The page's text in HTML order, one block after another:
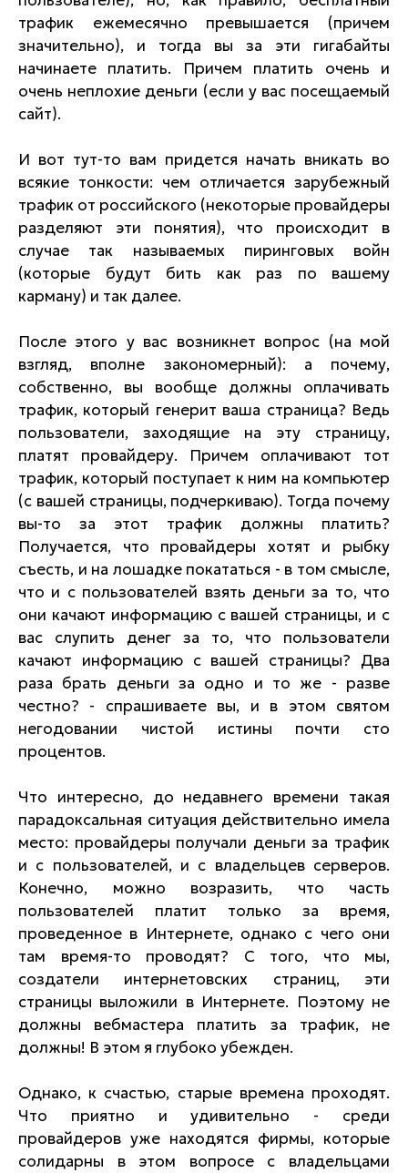
трафик ежемесячно превышается (причем
значительно), и тогда вы за эти гигабайты
начинаете платить. Причем платить очень и
очень неплохие деньги (если у вас посещаемый
сайт).
И вот тут-то вам придется начать вникать во
всякие тонкости: чем отличается зарубежный
трафик от российского (некоторые провайдеры
разделяют эти понятия), что происходит в
случае так называемых пиринговых войн
(которые будут бить как раз по вашему
карману) и так далее.
После этого у вас возникнет вопрос (на мой
взгляд, вполне закономерный): а почему,
собственно, вы вообще должны оплачивать
трафик, который генерит ваша страница? Ведь
пользователи, заходящие на эту страницу,
платят провайдеру. Причем оплачивают тот
трафик, который поступает к ним на компьютер
(с вашей страницы, подчеркиваю). Тогда почему
вы-то за этот трафик должны платить?
Получается, что провайдеры хотят и рыбку
съесть, и на лошадке покататься - в том смысле,
что и с пользователей взять деньги за то, что
они качают информацию с вашей страницы, и с
вас слупить денег за то, что пользователи
качают информацию с вашей страницы? Два
раза брать деньги за одно и то же - разве
честно? - спрашиваете вы, и в этом святом
негодовании чистой истины почти сто
процентов.
Что интересно, до недавнего времени такая
парадоксальная ситуация действительно имела
место: провайдеры получали деньги за трафик
и с пользователей, и с владельцев серверов.
Конечно, можно возразить, что часть
пользователей платит только за время,
проведенное в Интернете, однако с чего они
там время-то проводят? С того, что мы,
создатели интернетовских страниц, эти
страницы выложили в Интернете. Поэтому не
должны вебмастера платить за трафик, не
должны! В этом я глубоко убежден.
Однако, к счастью, старые времена проходят.
Что приятно и удивительно - среди
провайдеров уже находятся фирмы, которые
солидарны в этом вопросе с владельцами